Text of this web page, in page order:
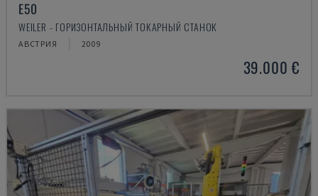
E50
WEILER - ГОРИЗОНТАЛЬНЫЙ ТОКАРНЫЙ СТАНОК
АВСТРИЯ 2009
39.000 €